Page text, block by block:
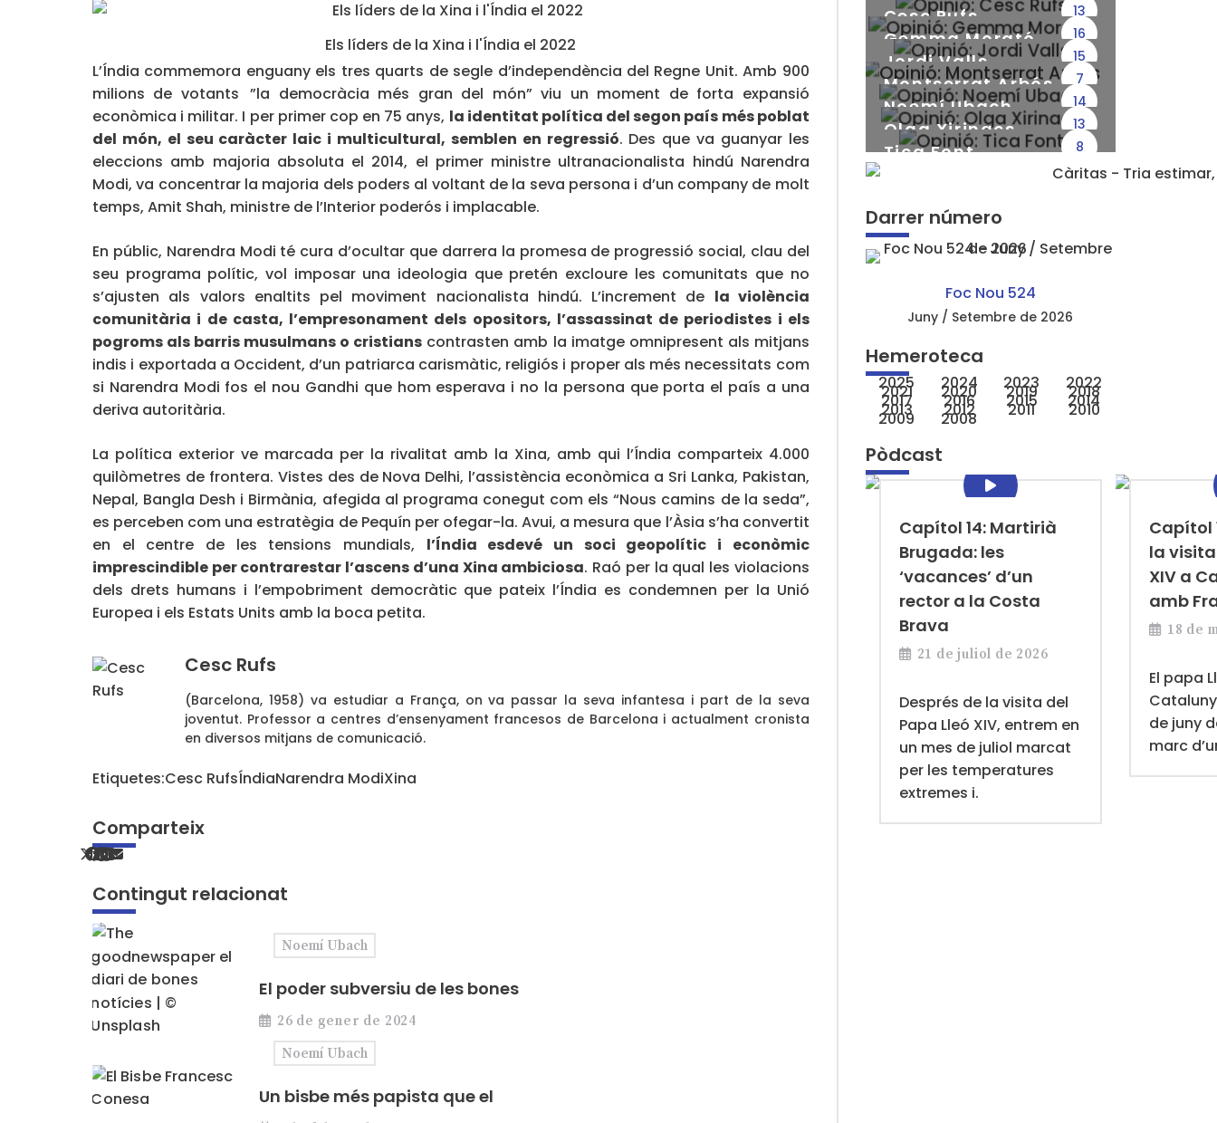
Els líders de la Xina i l'Índia el 2022
L’Índia commemora enguany els tres quarts de segle d’independència del Regne Unit. Amb 900
milions de votants ”la democràcia més gran del món” viu un moment de forta expansió
econòmica i militar. I per primer cop en 75 anys, la identitat política del segon país més poblat
del món, el seu caràcter laic i multicultural, semblen en regressió. Des que va guanyar les
eleccions amb majoria absoluta el 2014, el primer ministre ultranacionalista hindú Narendra
Modi, va concentrar la majoria dels poders al voltant de la seva persona i d’un company de molt
temps, Amit Shah, ministre de l’Interior poderós i implacable.
En públic, Narendra Modi té cura d’ocultar que darrera la promesa de progressió social, clau del
seu programa polític, vol imposar una ideologia que pretén excloure les comunitats que no
s’ajusten als valors enaltits pel moviment nacionalista hindú. L’increment de la violència
comunitària i de casta, l’empresonament dels opositors, l’assassinat de periodistes i els
pogroms als barris musulmans o cristians contrasten amb la imatge omnipresent als mitjans
indis i exportada a Occident, d’un patriarca carismàtic, religiós i proper als més necessitats com
si Narendra Modi fos el nou Gandhi que hom esperava i no la persona que porta el país a una
deriva autoritària.
La política exterior ve marcada per la rivalitat amb la Xina, amb qui l’Índia comparteix 4.000
quilòmetres de frontera. Vistes des de Nova Delhi, l’assistència econòmica a Sri Lanka, Pakistan,
Nepal, Bangla Desh i Birmània, afegida al programa conegut com els “Nous camins de la seda”,
es perceben com una estratègia de Pequín per ofegar-la. Avui, a mesura que l’Àsia s’ha convertit
en el centre de les tensions mundials, l’Índia esdevé un soci geopolític i econòmic
imprescindible per contrarestar l’ascens d’una Xina ambiciosa. Raó per la qual les violacions
dels drets humans i l’empobriment democràtic que pateix l’Índia es condemnen per la Unió
Europea i els Estats Units amb la boca petita.
Cesc Rufs
(Barcelona, 1958) va estudiar a França, on va passar la seva infantesa i part de la seva
joventut. Professor a centres d’ensenyament francesos de Barcelona i actualment cronista
en diversos mitjans de comunicació.
Etiquetes:Cesc RufsÍndiaNarendra ModiXina
Comparteix
Contingut relacionat
Noemí Ubach
El poder subversiu de les bones
26 de gener de 2024
Noemí Ubach
Un bisbe més papista que el
Cesc Rufs 13
Gemma Morató 16
Jordi Valls 15
Montserrat Arbós 7
Noemí Ubach 14
Olga Xirinacs 13
Tica Font 8
Darrer número
Foc Nou 524
Juny / Setembre de 2026
Hemeroteca
2025
2021
2017
2013
2009
2024
2020
2016
2012
2008
2023
2019
2015
2011
2022
2018
2014
2010
Pòdcast
Capítol 14: Martirià
Brugada: les
‘vacances’ d’un
rector a la Costa
Brava
21 de juliol de 2026
Després de la visita del
Papa Lleó XIV, entrem en
un mes de juliol marcat
per les temperatures
extremes i.
Capítol
la
XIV a
amb
18 de
El papa
de juny
marc